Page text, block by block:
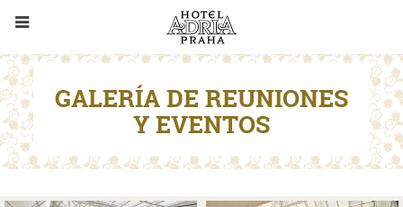
GALERÍA DE REUNIONES
Y EVENTOS